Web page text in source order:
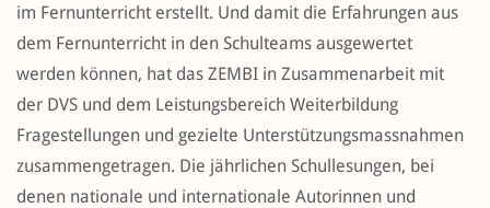
im Fernunterricht erstellt. Und damit die Erfahrungen aus
dem Fernunterricht in den Schulteams ausgewertet
werden können, hat das ZEMBI in Zusammenarbeit mit
der DVS und dem Leistungsbereich Weiterbildung
Fragestellungen und gezielte Unterstützungsmassnahmen
zusammengetragen. Die jährlichen Schullesungen, bei
denen nationale und internationale Autorinnen und